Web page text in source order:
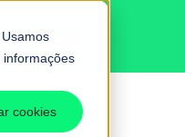
cookies